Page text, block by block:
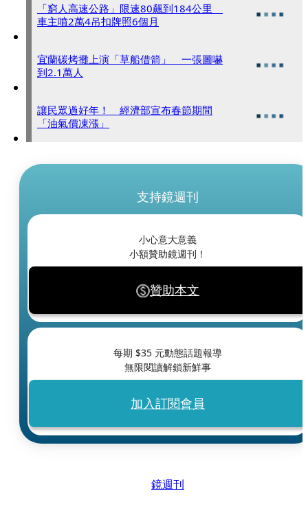
「窮人高速公路」限速80飆到184公里
車主噴2萬4吊扣牌照6個月
宜蘭碳烤攤上演「草船借箭」 一張圖嚇
到2.1萬人
讓民眾過好年！ 經濟部宣布春節期間
「油氣價凍漲」
支持鏡週刊
小心意大意義
小額贊助鏡週刊！
贊助本文
每期 $35 元動態話題報導
無限閱讀解鎖新鮮事
加入訂閱會員
鏡週刊